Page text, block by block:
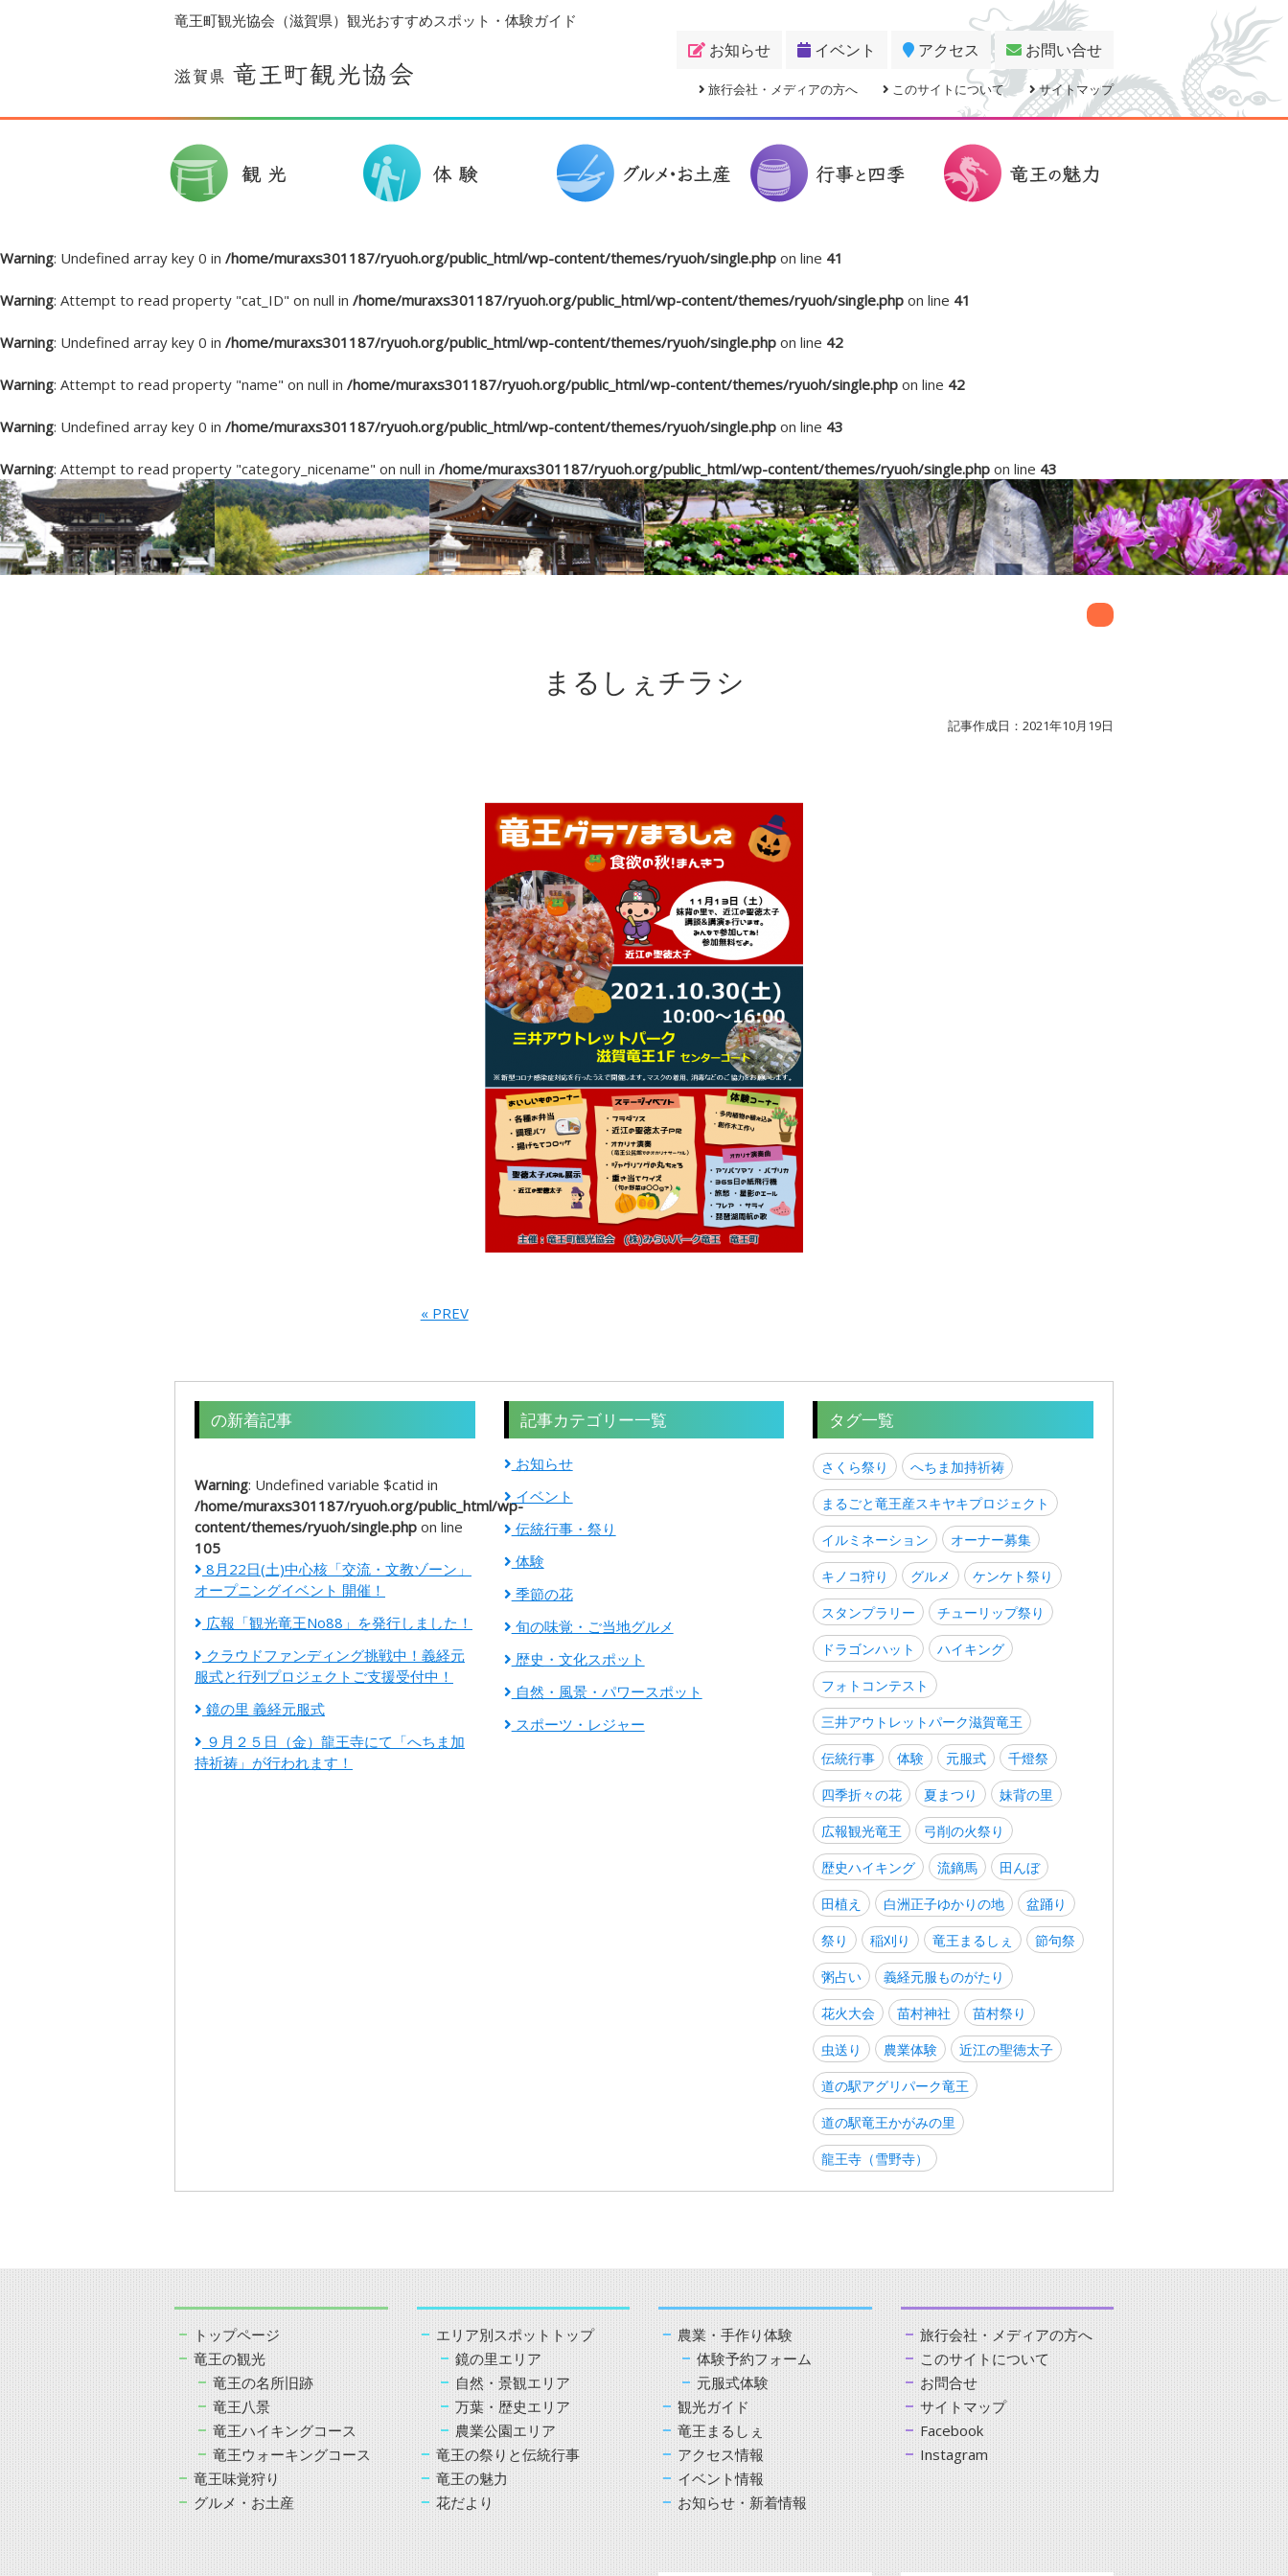
竜王町観光協会（滋賀県）観光おすすめスポット・体験ガイド
お知らせ イベント アクセス お問い合せ
旅行会社・メディアの方へ このサイトについて サイトマップ
Warning: Undefined array key 0 in /home/muraxs301187/ryuoh.org/public_html/wp-content/themes/ryuoh/single.php on line 41
Warning: Attempt to read property "cat_ID" on null in /home/muraxs301187/ryuoh.org/public_html/wp-content/themes/ryuoh/single.php on line 41
Warning: Undefined array key 0 in /home/muraxs301187/ryuoh.org/public_html/wp-content/themes/ryuoh/single.php on line 42
Warning: Attempt to read property "name" on null in /home/muraxs301187/ryuoh.org/public_html/wp-content/themes/ryuoh/single.php on line 42
Warning: Undefined array key 0 in /home/muraxs301187/ryuoh.org/public_html/wp-content/themes/ryuoh/single.php on line 43
Warning: Attempt to read property "category_nicename" on null in /home/muraxs301187/ryuoh.org/public_html/wp-content/themes/ryuoh/single.php on line 43
まるしぇチラシ
記事作成日：2021年10月19日
« PREV
の新着記事
Warning: Undefined variable $catid in
/home/muraxs301187/ryuoh.org/public_html/wp-
content/themes/ryuoh/single.php on line
105
8月22日(土)中心核「交流・文教ゾーン」
オープニングイベント 開催！
広報「観光竜王No88」を発行しました！
クラウドファンディング挑戦中！義経元
服式と行列プロジェクトご支援受付中！
鏡の里 義経元服式
９月２５日（金）龍王寺にて「へちま加
持祈祷」が行われます！
記事カテゴリー一覧
お知らせ
イベント
伝統行事・祭り
体験
季節の花
旬の味覚・ご当地グルメ
歴史・文化スポット
自然・風景・パワースポット
スポーツ・レジャー
タグ一覧
さくら祭り
へちま加持祈祷
まるごと竜王産スキヤキプロジェクト
イルミネーション
オーナー募集
キノコ狩り
グルメ
ケンケト祭り
スタンプラリー
チューリップ祭り
ドラゴンハット
ハイキング
フォトコンテスト
三井アウトレットパーク滋賀竜王
伝統行事
体験 元服式
千燈祭
四季折々の花
夏まつり
妹背の里
広報観光竜王
弓削の火祭り
歴史ハイキング
流鏑馬
田んぼ
田植え
白洲正子ゆかりの地
盆踊り
祭り
稲刈り 竜王まるしぇ
節句祭
粥占い
義経元服ものがたり
花火大会
苗村神社
苗村祭り
虫送り
農業体験
近江の聖徳太子
道の駅アグリパーク竜王
道の駅竜王かがみの里
龍王寺（雪野寺）
トップページ
竜王の観光
竜王の名所旧跡
竜王八景
竜王ハイキングコース
竜王ウォーキングコース
竜王味覚狩り
グルメ・お土産
エリア別スポットトップ
鏡の里エリア
自然・景観エリア
万葉・歴史エリア
農業公園エリア
竜王の祭りと伝統行事
竜王の魅力
花だより
農業・手作り体験
体験予約フォーム
元服式体験
観光ガイド
竜王まるしぇ
アクセス情報
イベント情報
お知らせ・新着情報
旅行会社・メディアの方へ
このサイトについて
お問合せ
サイトマップ
Facebook
Instagram